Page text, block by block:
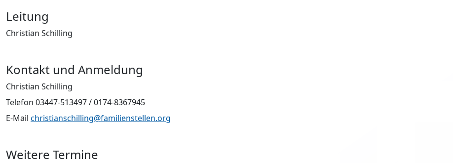
Leitung
Christian Schilling
Kontakt und Anmeldung
Christian Schilling
Telefon 03447-513497 / 0174-8367945
E-Mail christianschilling@familienstellen.org
Weitere Termine